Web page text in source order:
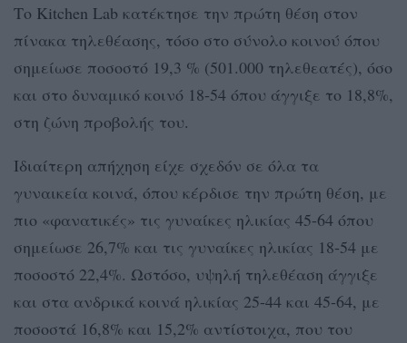
Το Kitchen Lab κατέκτησε την πρώτη θέση στον
πίνακα τηλεθέασης, τόσο στο σύνολο κοινού όπου
σημείωσε ποσοστό 19,3 % (501.000 τηλεθεατές), όσο
και στο δυναμικό κοινό 18-54 όπου άγγιξε το 18,8%,
στη ζώνη προβολής του.
Ιδιαίτερη απήχηση είχε σχεδόν σε όλα τα
γυναικεία κοινά, όπου κέρδισε την πρώτη θέση, με
πιο «φανατικές» τις γυναίκες ηλικίας 45-64 όπου
σημείωσε 26,7% και τις γυναίκες ηλικίας 18-54 με
ποσοστό 22,4%. Ωστόσο, υψηλή τηλεθέαση άγγιξε
και στα ανδρικά κοινά ηλικίας 25-44 και 45-64, με
ποσοστά 16,8% και 15,2% αντίστοιχα, που του